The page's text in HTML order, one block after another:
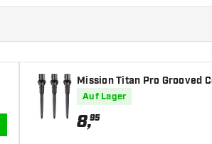
IN DEN WARENKORB
Mission Titan Pro Grooved
Auf Lager
8,95